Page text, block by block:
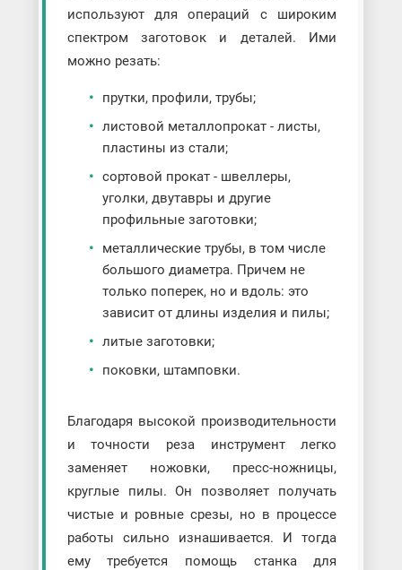
используют для операций с широким
спектром заготовок и деталей. Ими
можно резать:
прутки, профили, трубы;
листовой металлопрокат - листы,
пластины из стали;
сортовой прокат - швеллеры,
уголки, двутавры и другие
профильные заготовки;
металлические трубы, в том числе
большого диаметра. Причем не
только поперек, но и вдоль: это
зависит от длины изделия и пилы;
литые заготовки;
поковки, штамповки.
Благодаря высокой производительности
и точности реза инструмент легко
заменяет ножовки, пресс-ножницы,
круглые пилы. Он позволяет получать
чистые и ровные срезы, но в процессе
работы сильно изнашивается. И тогда
ему требуется помощь станка для